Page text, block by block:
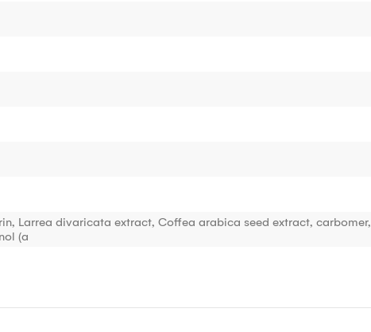
Larrea divaricata extract, Coffea arabica seed extract, carbomer,
(a